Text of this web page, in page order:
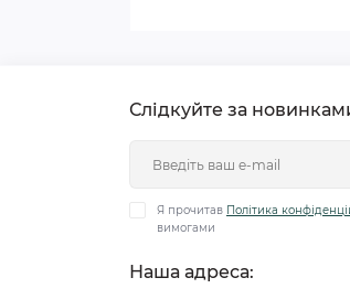
Слідкуйте за
Я прочитав Політика
вимогами
Наша адреса: